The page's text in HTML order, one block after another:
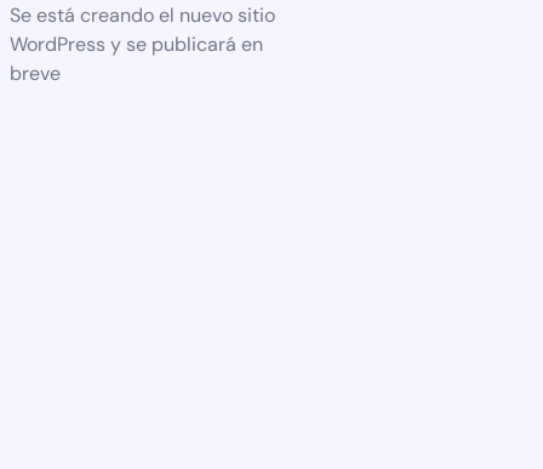
Se está creando el nuevo sitio
WordPress y se publicará en
breve